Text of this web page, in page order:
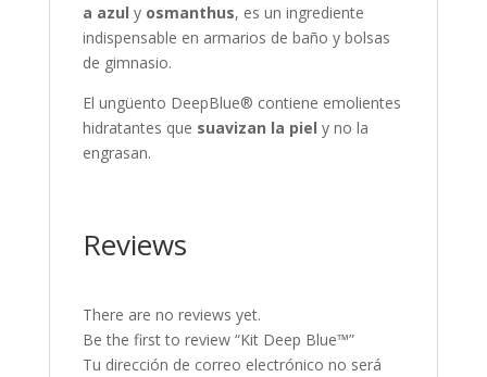
a azul y osmanthus, es un ingrediente
indispensable en armarios de baño y bolsas
de gimnasio.
El ungüento DeepBlue® contiene emolientes
hidratantes que suavizan la piel y no la
engrasan.
Reviews
There are no reviews yet.
Be the first to review “Kit Deep Blue™”
Tu dirección de correo electrónico no será